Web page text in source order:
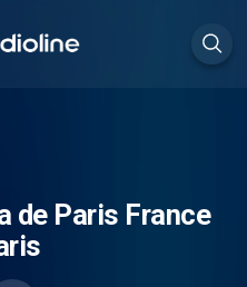
de Paris France